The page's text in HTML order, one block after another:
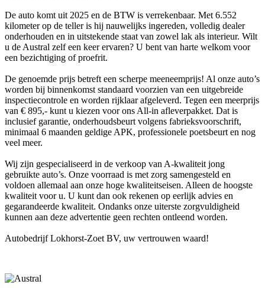
De auto komt uit 2025 en de BTW is verrekenbaar. Met 6.552
kilometer op de teller is hij nauwelijks ingereden, volledig dealer
onderhouden en in uitstekende staat van zowel lak als interieur. Wilt
u de Austral zelf een keer ervaren? U bent van harte welkom voor
een bezichtiging of proefrit.
De genoemde prijs betreft een scherpe meeneemprijs! Al onze auto’s
worden bij binnenkomst standaard voorzien van een uitgebreide
inspectiecontrole en worden rijklaar afgeleverd. Tegen een meerprijs
van € 895,- kunt u kiezen voor ons All-in afleverpakket. Dat is
inclusief garantie, onderhoudsbeurt volgens fabrieksvoorschrift,
minimaal 6 maanden geldige APK, professionele poetsbeurt en nog
veel meer.
Wij zijn gespecialiseerd in de verkoop van A-kwaliteit jong
gebruikte auto’s. Onze voorraad is met zorg samengesteld en
voldoen allemaal aan onze hoge kwaliteitseisen. Alleen de hoogste
kwaliteit voor u. U kunt dan ook rekenen op eerlijk advies en
gegarandeerde kwaliteit. Ondanks onze uiterste zorgvuldigheid
kunnen aan deze advertentie geen rechten ontleend worden.
Autobedrijf Lokhorst-Zoet BV, uw vertrouwen waard!